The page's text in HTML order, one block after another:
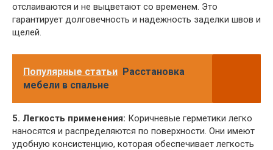
отслаиваются и не выцветают со временем. Это
гарантирует долговечность и надежность заделки швов и
щелей.
Популярные статьи Расстановка
мебели в спальне
5. Легкость применения: Коричневые герметики легко
наносятся и распределяются по поверхности. Они имеют
удобную консистенцию, которая обеспечивает легкость